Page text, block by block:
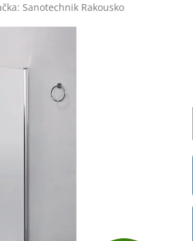
Sanotechnik Rakousko